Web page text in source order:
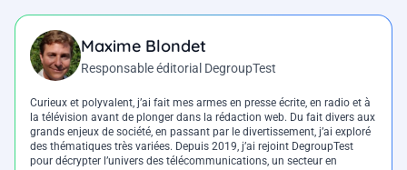
Maxime Blondet
Responsable éditorial DegroupTest
Curieux et polyvalent, j’ai fait mes armes en presse écrite, en radio et à
la télévision avant de plonger dans la rédaction web. Du fait divers aux
grands enjeux de société, en passant par le divertissement, j’ai exploré
des thématiques très variées. Depuis 2019, j’ai rejoint DegroupTest
pour décrypter l’univers des télécommunications, un secteur en